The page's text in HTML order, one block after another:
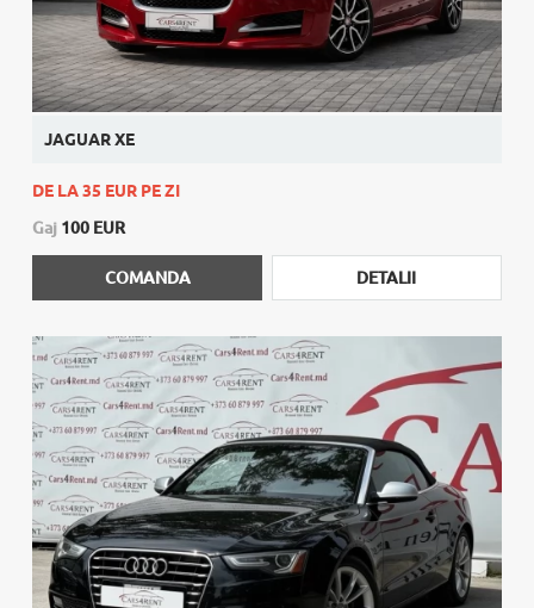
JAGUAR XE
DE LA 35 EUR PE ZI
Gaj 100 EUR
COMANDA DETALII